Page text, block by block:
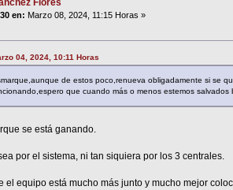
Flores
en: Marzo 08, 2024, 11:15 Horas »
04, 2024, 10:11 Horas
de estos poco,renueva obligadamente si se
que cuando más o menos estemos
se está ganando.
por el sistema, ni tan siquiera por los 3 centrales.
el equipo está mucho más junto y mucho mejor